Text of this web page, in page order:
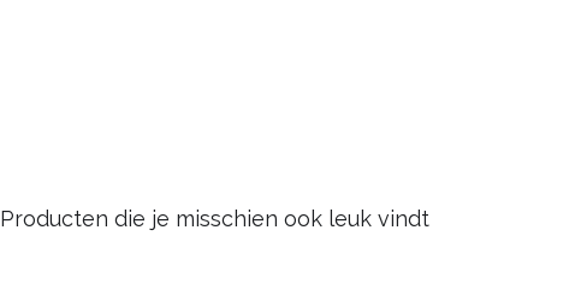
Producten die je misschien ook leuk vindt